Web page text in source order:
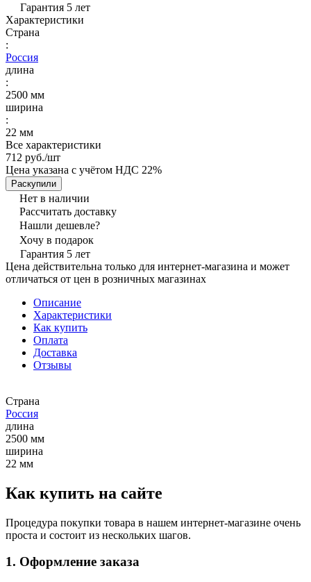
Гарантия 5 лет
Характеристики
Страна
:
Россия
длина
:
2500 мм
ширина
:
22 мм
Все характеристики
712 руб./шт
Цена указана с учётом НДС 22%
Раскупили
Нет в наличии
Рассчитать доставку
Нашли дешевле?
Хочу в подарок
Гарантия 5 лет
Цена действительна только для интернет-магазина и может
отличаться от цен в розничных магазинах
Описание
Характеристики
Как купить
Оплата
Доставка
Отзывы
Страна
Россия
длина
2500 мм
ширина
22 мм
Как купить на сайте
Процедура покупки товара в нашем интернет-магазине очень
проста и состоит из нескольких шагов.
1. Оформление заказа